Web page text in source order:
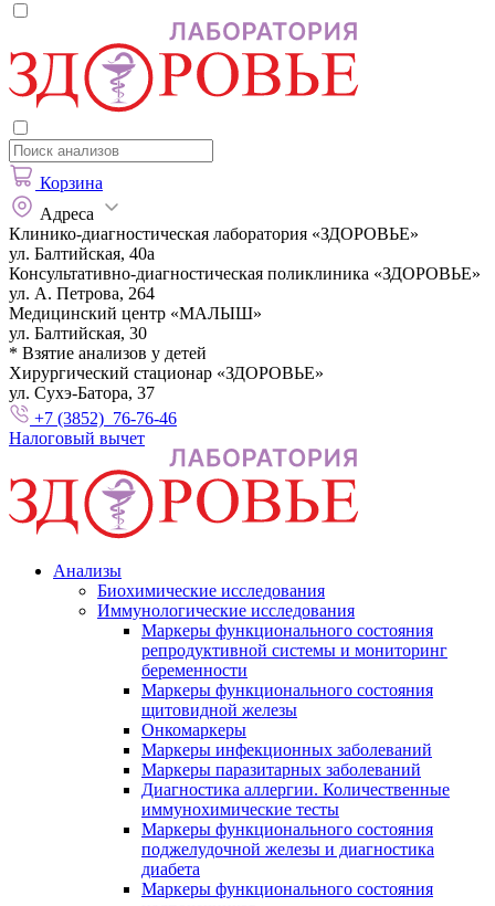
Корзина
Адреса
Клинико-диагностическая лаборатория «ЗДОРОВЬЕ»
ул. Балтийская, 40а
Консультативно-диагностическая поликлиника «ЗДОРОВЬЕ»
ул. А. Петрова, 264
Медицинский центр «МАЛЫШ»
ул. Балтийская, 30
* Взятие анализов у детей
Хирургический стационар «ЗДОРОВЬЕ»
ул. Сухэ-Батора, 37
+7 (3852) 76-76-46
Налоговый вычет
Анализы
Биохимические исследования
Иммунологические исследования
Маркеры функционального состояния
репродуктивной системы и мониторинг
беременности
Маркеры функционального состояния
щитовидной железы
Онкомаркеры
Маркеры инфекционных заболеваний
Маркеры паразитарных заболеваний
Диагностика аллергии. Количественные
иммунохимические тесты
Маркеры функционального состояния
поджелудочной железы и диагностика
диабета
Маркеры функционального состояния